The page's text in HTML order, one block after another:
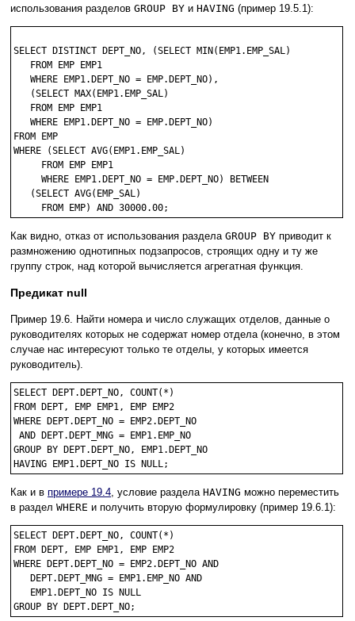
использования разделов GROUP BY и HAVING (пример 19.5.1):
SELECT DISTINCT DEPT_NO, (SELECT MIN(EMP1.EMP_SAL)
   FROM EMP EMP1
   WHERE EMP1.DEPT_NO = EMP.DEPT_NO),
   (SELECT MAX(EMP1.EMP_SAL)
   FROM EMP EMP1
   WHERE EMP1.DEPT_NO = EMP.DEPT_NO)
FROM EMP
WHERE (SELECT AVG(EMP1.EMP_SAL)
     FROM EMP EMP1
     WHERE EMP1.DEPT_NO = EMP.DEPT_NO) BETWEEN
   (SELECT AVG(EMP_SAL)
Как видно, отказ от использования раздела GROUP BY приводит к
размножению однотипных подзапросов, строящих одну и ту же
группу строк, над которой вычисляется агрегатная функция.
Предикат null
Пример 19.6. Найти номера и число служащих отделов, данные о
руководителях которых не содержат номер отдела (конечно, в этом
случае нас интересуют только те отделы, у которых имеется
руководитель).
SELECT DEPT.DEPT_NO, COUNT(*)
FROM DEPT, EMP EMP1, EMP EMP2
WHERE DEPT.DEPT_NO = EMP2.DEPT_NO
AND DEPT.DEPT_MNG = EMP1.EMP_NO
GROUP BY DEPT.DEPT_NO, EMP1.DEPT_NO
Как и в примере 19.4, условие раздела HAVING можно переместить
в раздел WHERE и получить вторую формулировку (пример 19.6.1):
SELECT DEPT.DEPT_NO, COUNT(*)
FROM DEPT, EMP EMP1, EMP EMP2
WHERE DEPT.DEPT_NO = EMP2.DEPT_NO AND
   DEPT.DEPT_MNG = EMP1.EMP_NO AND
   EMP1.DEPT_NO IS NULL